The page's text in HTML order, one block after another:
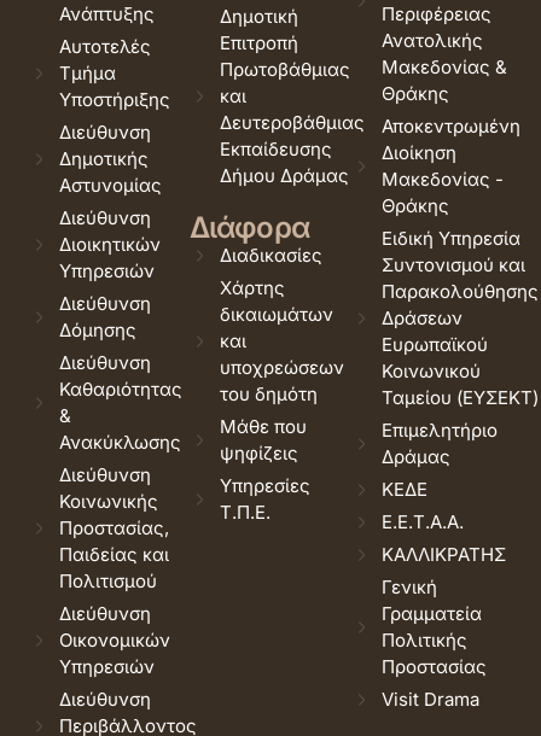
Ανάπτυξης
Αυτοτελές
Τμήμα
Υποστήριξης
Διεύθυνση
Δημοτικής
Αστυνομίας
Διεύθυνση
Διοικητικών
Υπηρεσιών
Διεύθυνση
Δόμησης
Διεύθυνση
Καθαριότητας
&
Ανακύκλωσης
Διεύθυνση
Κοινωνικής
Προστασίας,
Παιδείας και
Πολιτισμού
Διεύθυνση
Οικονομικών
Υπηρεσιών
Διεύθυνση
Περιβάλλοντος
Δημοτική
Επιτροπή
Πρωτοβάθμιας
και
Δευτεροβάθμιας
Εκπαίδευσης
Δήμου Δράμας
Διάφορα
Διαδικασίες
Χάρτης
δικαιωμάτων
και
υποχρεώσεων
του δημότη
Μάθε που
ψηφίζεις
Υπηρεσίες
Τ.Π.Ε.
Περιφέρειας
Ανατολικής
Μακεδονίας &
Θράκης
Αποκεντρωμένη
Διοίκηση
Μακεδονίας -
Θράκης
Ειδική Υπηρεσία
Συντονισμού και
Παρακολούθησης
Δράσεων
Ευρωπαϊκού
Κοινωνικού
Ταμείου (ΕΥΣΕΚΤ)
Επιμελητήριο
Δράμας
ΚΕΔΕ
Ε.Ε.Τ.Α.Α.
ΚΑΛΛΙΚΡΑΤΗΣ
Γενική
Γραμματεία
Πολιτικής
Προστασίας
Visit Drama